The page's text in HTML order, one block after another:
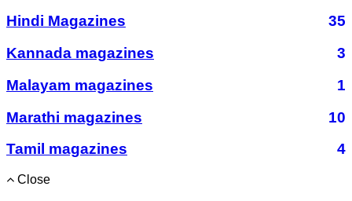
Hindi Magazines
35
Kannada magazines
3
Malayam magazines
1
Marathi magazines
10
Tamil magazines
4
Close